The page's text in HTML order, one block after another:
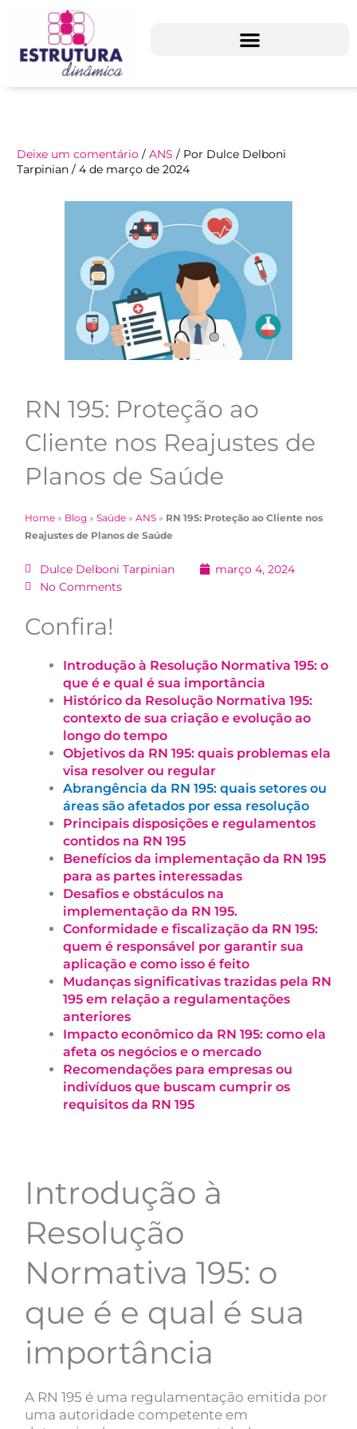
conteúdo
Deixe um comentário /ANS / Por Dulce Delboni
Tarpinian/4 de março de 2024
RN 195: Proteção ao
Cliente nos Reajustes de
Planos de Saúde
Home » Blog »Saúde »ANS » RN 195: Proteção ao Cliente nos
Reajustes de Planos de Saúde
Dulce Delboni Tarpinian
março 4, 2024
No Comments
Confira!
Introdução à Resolução Normativa 195: o
que é e qual é sua importância
Histórico da Resolução Normativa 195:
contexto de sua criação e evolução ao
longo do tempo
Objetivos da RN 195: quais problemas ela
visa resolver ou regular
Abrangência da RN 195: quais setores ou
áreas são afetados por essa resolução
Principais disposições e regulamentos
contidos na RN 195
Benefícios da implementação da RN 195
para as partes interessadas
Desafios e obstáculos na
implementação da RN 195.
Conformidade e fiscalização da RN 195:
quem é responsável por garantir sua
aplicação e como isso é feito
Mudanças significativas trazidas pela RN
195 em relação a regulamentações
anteriores
Impacto econômico da RN 195: como ela
afeta os negócios e o mercado
Recomendações para empresas ou
indivíduos que buscam cumprir os
requisitos da RN 195
Introdução à
Resolução
Normativa 195: o
que é e qual é sua
importância
A RN 195 é uma regulamentação emitida por
uma autoridade competente em